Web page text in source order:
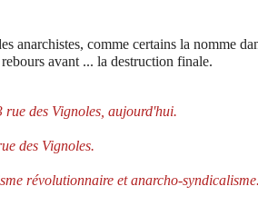
anarchistes, comme certains la nomme
avant ... la destruction finale.
rue des Vignoles, aujourd'hui.
des Vignoles.
révolutionnaire et anarcho-